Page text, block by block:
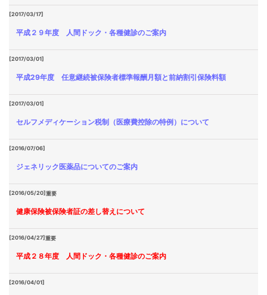
[2017/03/17]
平成２９年度 人間ドック・各種健診のご案内
[2017/03/01]
平成29年度 任意継続被保険者標準報酬月額と前納割引保険料額
[2017/03/01]
セルフメディケーション税制（医療費控除の特例）について
[2016/07/06]
ジェネリック医薬品についてのご案内
[2016/05/20]重要
健康保険被保険者証の差し替えについて
[2016/04/27]重要
平成２８年度 人間ドック・各種健診のご案内
[2016/04/01]